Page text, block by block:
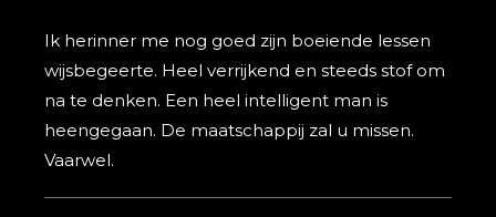
Ik herinner me nog goed zijn boeiende lessen
wijsbegeerte. Heel verrijkend en steeds stof om
na te denken. Een heel intelligent man is
heengegaan. De maatschappij zal u missen.
Vaarwel.